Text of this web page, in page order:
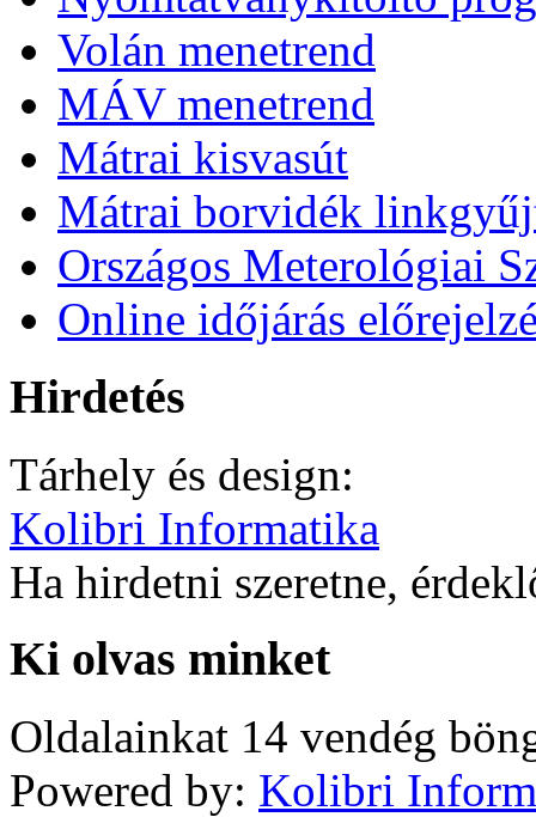
Volán menetrend
MÁV menetrend
Mátrai kisvasút
Mátrai borvidék
Országos Meterológiai
Online időjárás
Hirdetés
Tárhely és design:
Kolibri Informatika
Ha hirdetni szeretne,
Ki olvas minket
Oldalainkat 14 vendég
Powered by: Kolibri